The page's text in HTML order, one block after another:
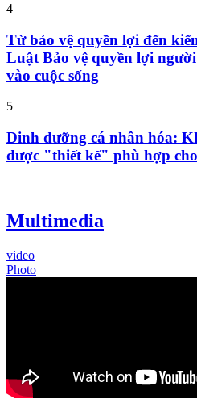
4
Từ bảo vệ quyền lợi đến
Luật Bảo vệ quyền lợi
vào cuộc sống
5
Dinh dưỡng cá nhân hóa:
được "thiết kế" phù hợp
Multimedia
video
Photo